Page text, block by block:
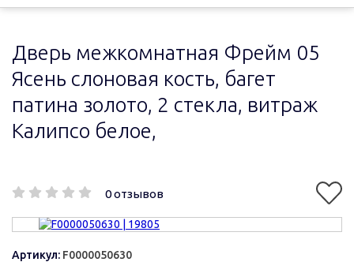
Дверь межкомнатная Фрейм 05
Ясень слоновая кость, багет
патина золото, 2 стекла, витраж
Калипсо белое,
0 отзывов
Артикул: F0000050630